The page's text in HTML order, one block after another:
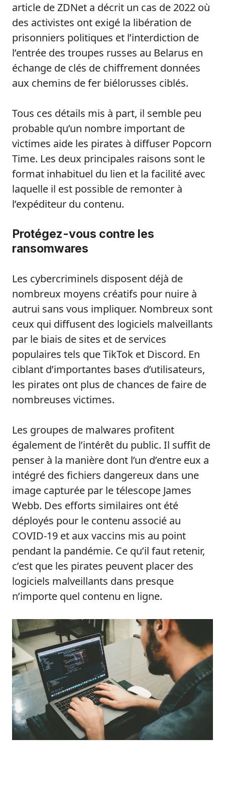
article de ZDNet a décrit un cas de 2022 où
des activistes ont exigé la libération de
prisonniers politiques et l’interdiction de
l’entrée des troupes russes au Belarus en
échange de clés de chiffrement données
aux chemins de fer biélorusses ciblés.
Tous ces détails mis à part, il semble peu
probable qu’un nombre important de
victimes aide les pirates à diffuser Popcorn
Time. Les deux principales raisons sont le
format inhabituel du lien et la facilité avec
laquelle il est possible de remonter à
l’expéditeur du contenu.
Protégez-vous contre les
ransomwares
Les cybercriminels disposent déjà de
nombreux moyens créatifs pour nuire à
autrui sans vous impliquer. Nombreux sont
ceux qui diffusent des logiciels malveillants
par le biais de sites et de services
populaires tels que TikTok et Discord. En
ciblant d’importantes bases d’utilisateurs,
les pirates ont plus de chances de faire de
nombreuses victimes.
Les groupes de malwares profitent
également de l’intérêt du public. Il suffit de
penser à la manière dont l’un d’entre eux a
intégré des fichiers dangereux dans une
image capturée par le télescope James
Webb. Des efforts similaires ont été
déployés pour le contenu associé au
COVID-19 et aux vaccins mis au point
pendant la pandémie. Ce qu’il faut retenir,
c’est que les pirates peuvent placer des
logiciels malveillants dans presque
n’importe quel contenu en ligne.